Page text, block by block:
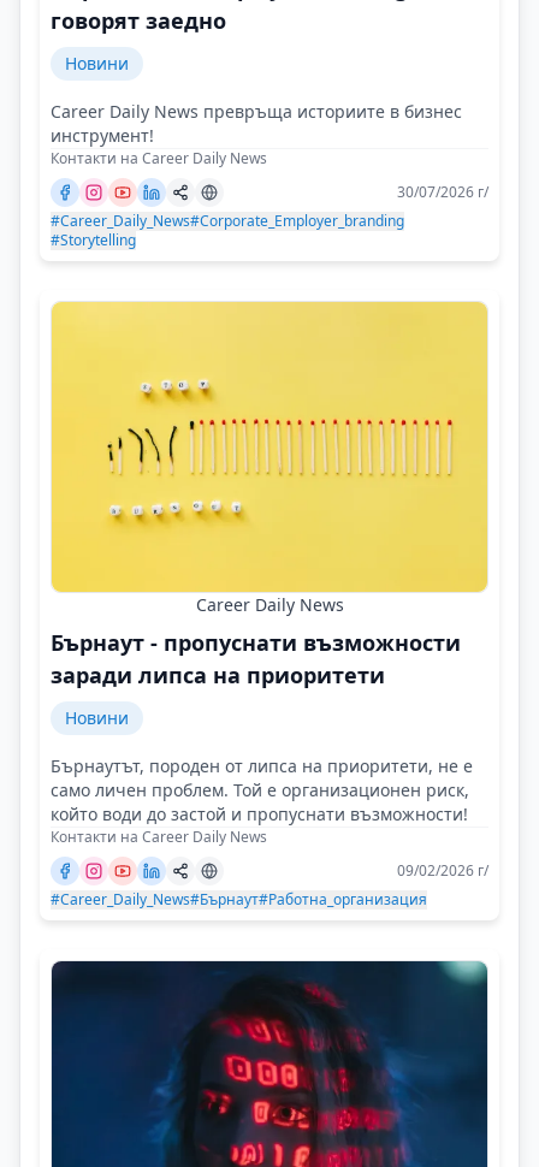
говорят заедно
Новини
Career Daily News превръща историите в бизнес
инструмент!
Контакти на Career Daily News
30/07/2026 г/
#Career_Daily_News#Corporate_Employer_branding
#Storytelling
Career Daily News
Бърнаут - пропуснати възможности
заради липса на приоритети
Новини
Бърнаутът, породен от липса на приоритети, не е
само личен проблем. Той е организационен риск,
който води до застой и пропуснати възможности!
Контакти на Career Daily News
09/02/2026 г/
#Career_Daily_News#Бърнаут#Работна_организация